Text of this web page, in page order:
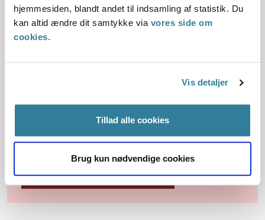
hjemmesiden, blandt andet til indsamling af statistik. Du
kan altid ændre dit samtykke via vores side om
cookies.
Vis detaljer
Tillad alle cookies
Brug kun nødvendige cookies
Som et supplement til vores åbne betalingskurser tilbyder vi
også at undervise en hel afdeling i et bestemt fagområde.
Principmeddelelser
Søg efter principmeddelelser